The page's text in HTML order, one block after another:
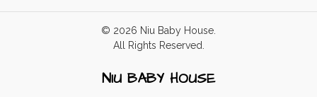
© 2026 Niu Baby House.
All Rights Reserved.
NIU BABY HOUSE